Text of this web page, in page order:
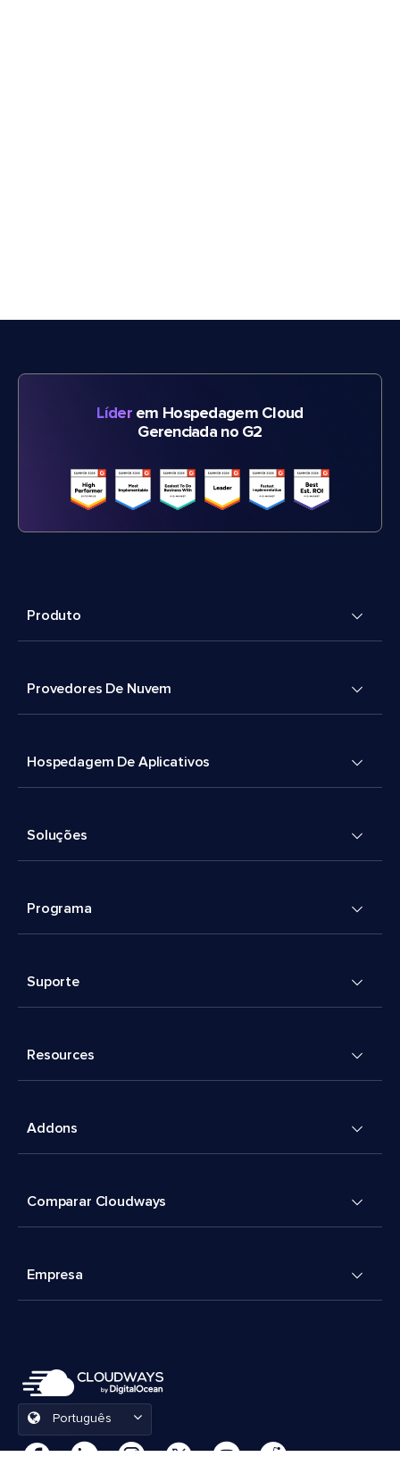
Líderem Hospedagem Cloud
Gerenciada no G2
Produto
Provedores De Nuvem
Hospedagem De Aplicativos
Soluções
Programa
Suporte
Resources
Addons
Comparar Cloudways
Empresa
Português